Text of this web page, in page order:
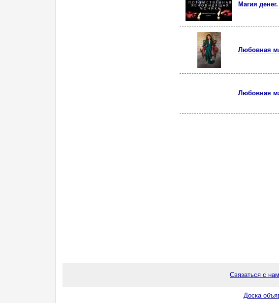
Магия
Любовная
Любовная
Связаться с
Доска